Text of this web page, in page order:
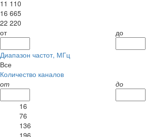
11 110
16 665
22 220
от
до
Диапазон частот, МГц
Все
Количество каналов
от
до
16
76
136
196